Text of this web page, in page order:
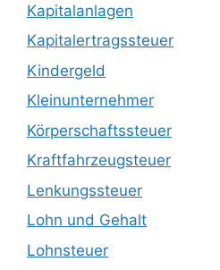
Kapitalanlagen
Kapitalertragssteuer
Kindergeld
Kleinunternehmer
Körperschaftssteuer
Kraftfahrzeugsteuer
Lenkungssteuer
Lohn und Gehalt
Lohnsteuer